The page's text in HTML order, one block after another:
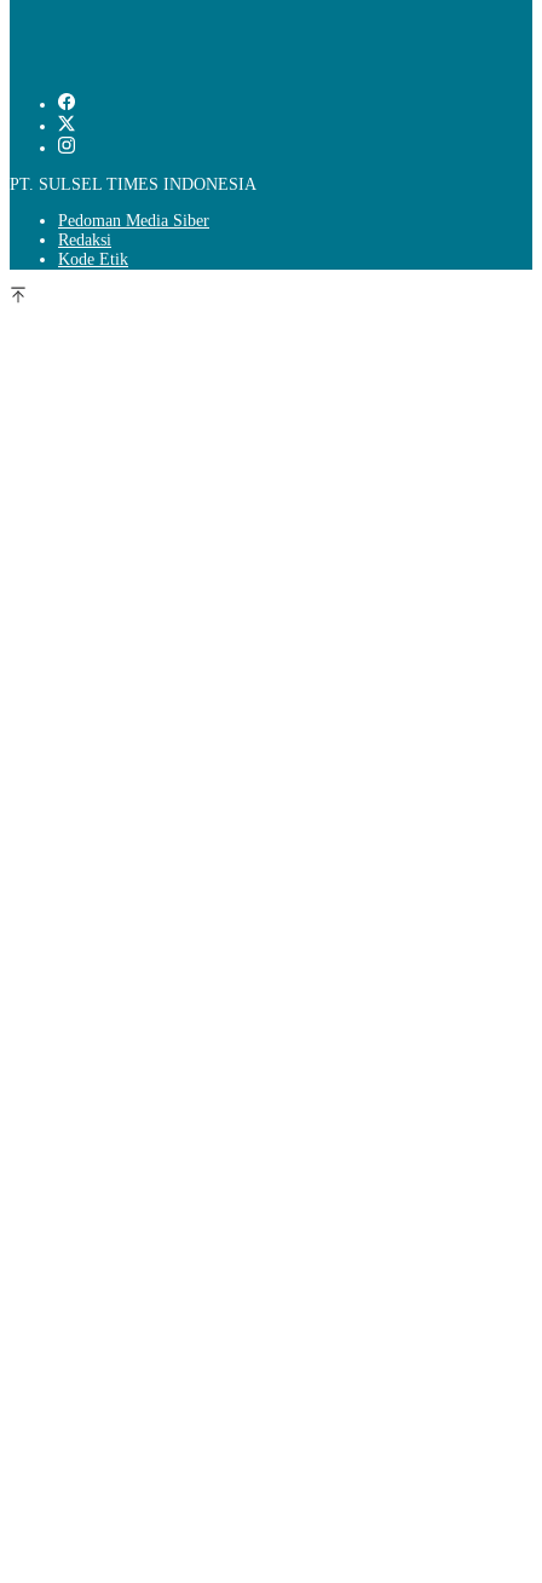
PT. SULSEL TIMES INDONESIA
Pedoman Media Siber
Redaksi
Kode Etik